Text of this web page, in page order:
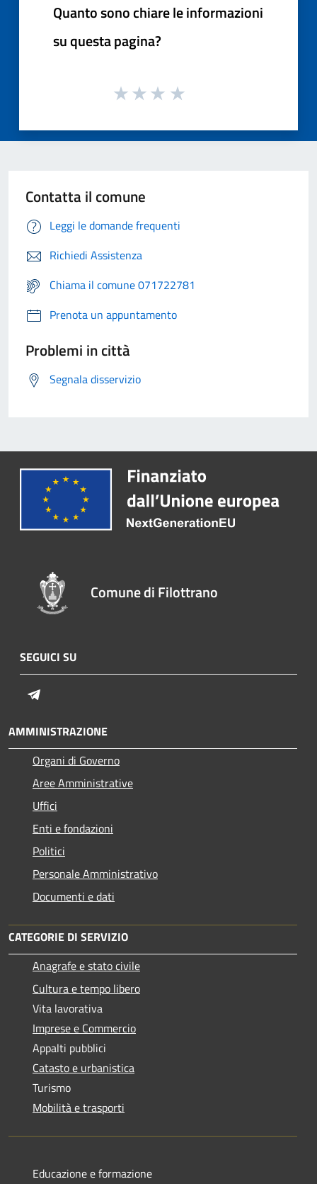
Quanto sono chiare le informazioni
su questa pagina?
Contatta il comune
Leggi le domande frequenti
Richiedi Assistenza
Chiama il comune 071722781
Prenota un appuntamento
Problemi in città
Segnala disservizio
Comune di Filottrano
SEGUICI SU
AMMINISTRAZIONE
Organi di Governo
Aree Amministrative
Uffici
Enti e fondazioni
Politici
Personale Amministrativo
Documenti e dati
CATEGORIE DI SERVIZIO
Anagrafe e stato civile
Cultura e tempo libero
Vita lavorativa
Imprese e Commercio
Appalti pubblici
Catasto e urbanistica
Turismo
Mobilità e trasporti
Educazione e formazione